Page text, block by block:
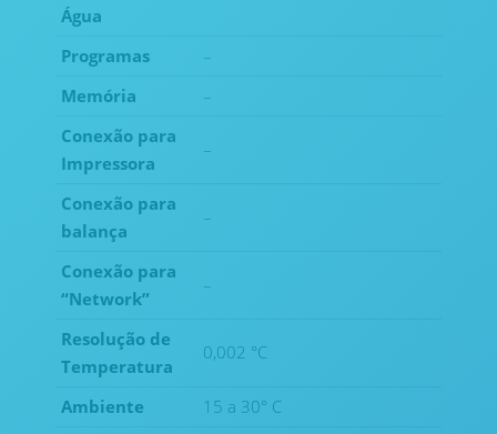
Água
Programas
–
Memória
–
Conexão para
Impressora
–
Conexão para
balança
–
Conexão para
“Network”
–
Resolução de
Temperatura
0,002 °C
Ambiente
15 a 30° C